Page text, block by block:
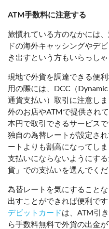
ATM手数料に注意する
旅慣れている方のなかには
ドの海外キャッシングやデ
き出すという方もいらっしゃ
現地で外貨を調達できる便
用の際には、DCC（
通貨支払い）取引に注意し
外のお店やATMで提供され
本円で取引できるサービス
独自の為替レートが設定さ
ートよりも割高になってし
支払いにならないようにす
貨」での支払いを選んでくだ
為替レートを気にすること
出すことができれば便利で
デビットカードは、ATM引
ら手数料無料で外貨の出金